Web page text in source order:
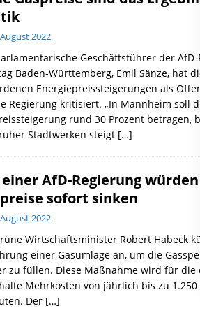
2022
Geschäftsführer der
Baden-Württemberg, Emil Sänze, hat
Energiepreissteigerungen als
Regierung kritisiert. „In Mannheim soll
rund 30 Prozent betragen,
Stadtwerken steigt […]
AfD-Regierung
sofort sinken
2022
Wirtschaftsminister Robert Habeck
einer Gasumlage an, um die
zu füllen. Diese Maßnahme wird für die
Mehrkosten von jährlich bis zu 1.250
Der […]
CDU & Ampel
der Wahl wieder
einfliegen: Zeit
Asylmoratorium!
Stimmung wegen der von
verübten Anschläge